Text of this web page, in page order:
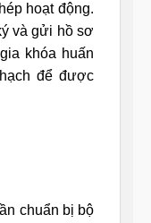
hoạt động.
và gửi hồ sơ
khóa huấn
để được
chuẩn bị bộ